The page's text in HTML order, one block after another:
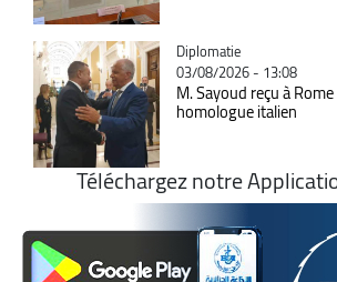
Catégorie
Diplomatie
03/08/2026 - 13:08
M. Sayoud reçu à
homologue italien
Téléchargez notre